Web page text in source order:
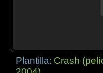
Plantilla: Crash